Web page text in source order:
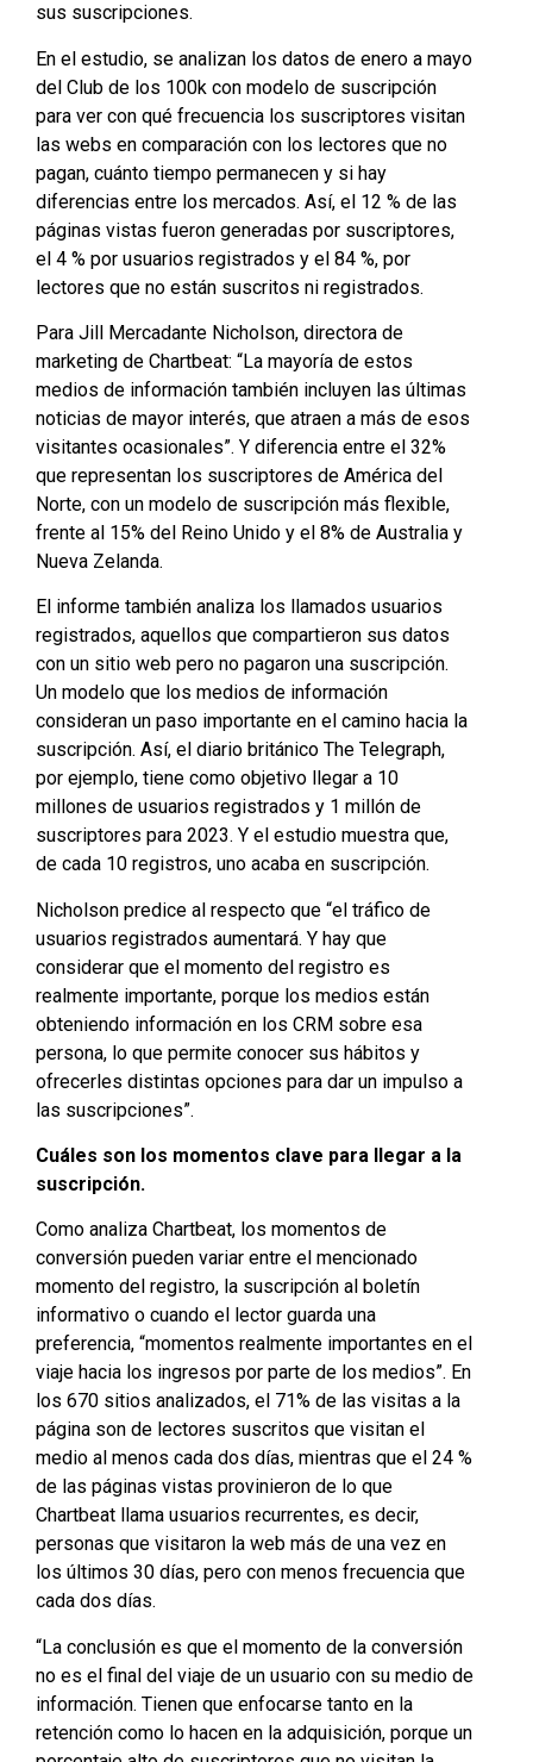
sus suscripciones.
En el estudio, se analizan los datos de enero a mayo
del Club de los 100k con modelo de suscripción
para ver con qué frecuencia los suscriptores visitan
las webs en comparación con los lectores que no
pagan, cuánto tiempo permanecen y si hay
diferencias entre los mercados. Así, el 12 % de las
páginas vistas fueron generadas por suscriptores,
el 4 % por usuarios registrados y el 84 %, por
lectores que no están suscritos ni registrados.
Para Jill Mercadante Nicholson, directora de
marketing de Chartbeat: “La mayoría de estos
medios de información también incluyen las últimas
noticias de mayor interés, que atraen a más de esos
visitantes ocasionales”. Y diferencia entre el 32%
que representan los suscriptores de América del
Norte, con un modelo de suscripción más flexible,
frente al 15% del Reino Unido y el 8% de Australia y
Nueva Zelanda.
El informe también analiza los llamados usuarios
registrados, aquellos que compartieron sus datos
con un sitio web pero no pagaron una suscripción.
Un modelo que los medios de información
consideran un paso importante en el camino hacia la
suscripción. Así, el diario británico The Telegraph,
por ejemplo, tiene como objetivo llegar a 10
millones de usuarios registrados y 1 millón de
suscriptores para 2023. Y el estudio muestra que,
de cada 10 registros, uno acaba en suscripción.
Nicholson predice al respecto que “el tráfico de
usuarios registrados aumentará. Y hay que
considerar que el momento del registro es
realmente importante, porque los medios están
obteniendo información en los CRM sobre esa
persona, lo que permite conocer sus hábitos y
ofrecerles distintas opciones para dar un impulso a
las suscripciones”.
Cuáles son los momentos clave para llegar a la
suscripción.
Como analiza Chartbeat, los momentos de
conversión pueden variar entre el mencionado
momento del registro, la suscripción al boletín
informativo o cuando el lector guarda una
preferencia, “momentos realmente importantes en el
viaje hacia los ingresos por parte de los medios”. En
los 670 sitios analizados, el 71% de las visitas a la
página son de lectores suscritos que visitan el
medio al menos cada dos días, mientras que el 24 %
de las páginas vistas provinieron de lo que
Chartbeat llama usuarios recurrentes, es decir,
personas que visitaron la web más de una vez en
los últimos 30 días, pero con menos frecuencia que
cada dos días.
“La conclusión es que el momento de la conversión
no es el final del viaje de un usuario con su medio de
información. Tienen que enfocarse tanto en la
retención como lo hacen en la adquisición, porque un